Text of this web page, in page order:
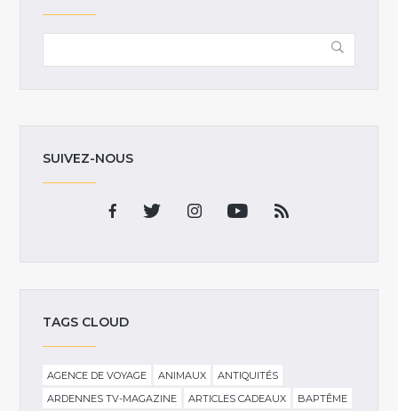
SUIVEZ-NOUS
TAGS CLOUD
AGENCE DE VOYAGE ANIMAUX
ANTIQUITÉS
ARDENNES TV-MAGAZINE
ARTICLES CADEAUX
BAPTÊME